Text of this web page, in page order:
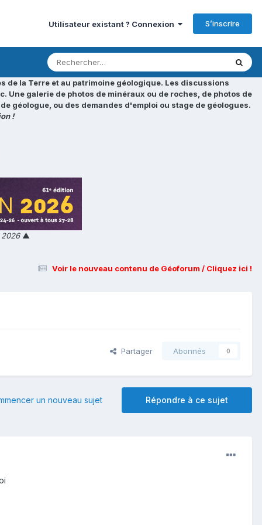
Utilisateur existant ? Connexion S’inscrire
de la Terre et au patrimoine géologique. Les discussions
galerie de photos de minéraux ou de roches, de photos de
géologue, ou des demandes d'emploi ou stage de géologues.
!
▲
Voir le nouveau contenu de Géoforum / Cliquez ici !
Partager Abonnés 0
Répondre à ce sujet
un nouveau sujet